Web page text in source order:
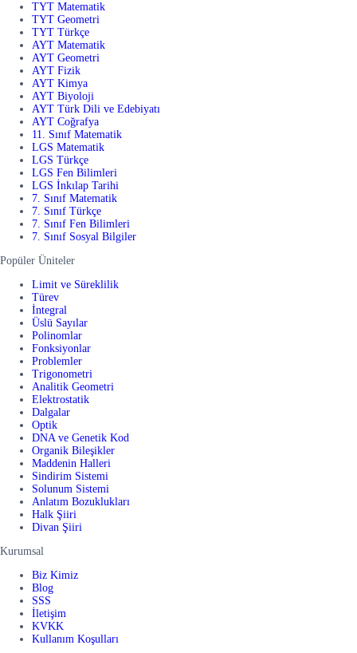
TYT Matematik
TYT Geometri
TYT Türkçe
AYT Matematik
AYT Geometri
AYT Fizik
AYT Kimya
AYT Biyoloji
AYT Türk Dili ve Edebiyatı
AYT Coğrafya
11. Sınıf Matematik
LGS Matematik
LGS Türkçe
LGS Fen Bilimleri
LGS İnkılap Tarihi
7. Sınıf Matematik
7. Sınıf Türkçe
7. Sınıf Fen Bilimleri
7. Sınıf Sosyal Bilgiler
Popüler Üniteler
Limit ve Süreklilik
Türev
İntegral
Üslü Sayılar
Polinomlar
Fonksiyonlar
Problemler
Trigonometri
Analitik Geometri
Elektrostatik
Dalgalar
Optik
DNA ve Genetik Kod
Organik Bileşikler
Maddenin Halleri
Sindirim Sistemi
Solunum Sistemi
Anlatım Bozuklukları
Halk Şiiri
Divan Şiiri
Kurumsal
Biz Kimiz
Blog
SSS
İletişim
KVKK
Kullanım Koşulları